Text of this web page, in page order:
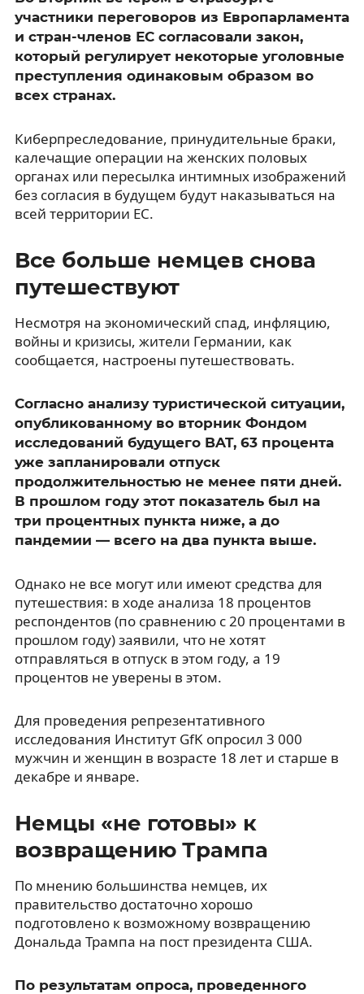
участники переговоров из Европарламента
и стран-членов ЕС согласовали закон,
который регулирует некоторые уголовные
преступления одинаковым образом во
всех странах.
Киберпреследование, принудительные браки,
калечащие операции на женских половых
органах или пересылка интимных изображений
без согласия в будущем будут наказываться на
всей территории ЕС.
Все больше немцев снова
путешествуют
Несмотря на экономический спад, инфляцию,
войны и кризисы, жители Германии, как
сообщается, настроены путешествовать.
Согласно анализу туристической ситуации,
опубликованному во вторник Фондом
исследований будущего BAT, 63 процента
уже запланировали отпуск
продолжительностью не менее пяти дней.
В прошлом году этот показатель был на
три процентных пункта ниже, а до
пандемии — всего на два пункта выше.
Однако не все могут или имеют средства для
путешествия: в ходе анализа 18 процентов
респондентов (по сравнению с 20 процентами в
прошлом году) заявили, что не хотят
отправляться в отпуск в этом году, а 19
процентов не уверены в этом.
Для проведения репрезентативного
исследования Институт GfK опросил 3 000
мужчин и женщин в возрасте 18 лет и старше в
декабре и январе.
Немцы «не готовы» к
возвращению Трампа
По мнению большинства немцев, их
правительство достаточно хорошо
подготовлено к возможному возвращению
Дональда Трампа на пост президента США.
По результатам опроса, проведенного